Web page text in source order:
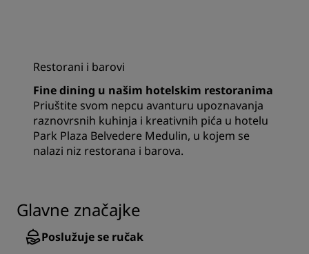
Restorani i barovi
Fine dining u našim hotelskim restoranima
Priuštite svom nepcu avanturu upoznavanja
raznovrsnih kuhinja i kreativnih pića u hotelu
Park Plaza Belvedere Medulin, u kojem se
nalazi niz restorana i barova.
Glavne značajke
Poslužuje se ručak